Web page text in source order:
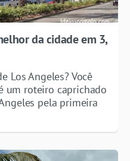
da cidade em 3,
Los Angeles? Você
um roteiro caprichado
pela primeira